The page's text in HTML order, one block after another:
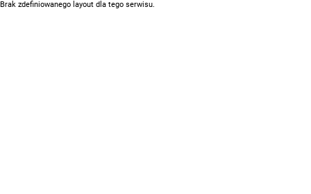
Brak zdefiniowanego layout dla tego serwisu.